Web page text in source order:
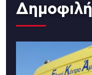
Δημοφιλή